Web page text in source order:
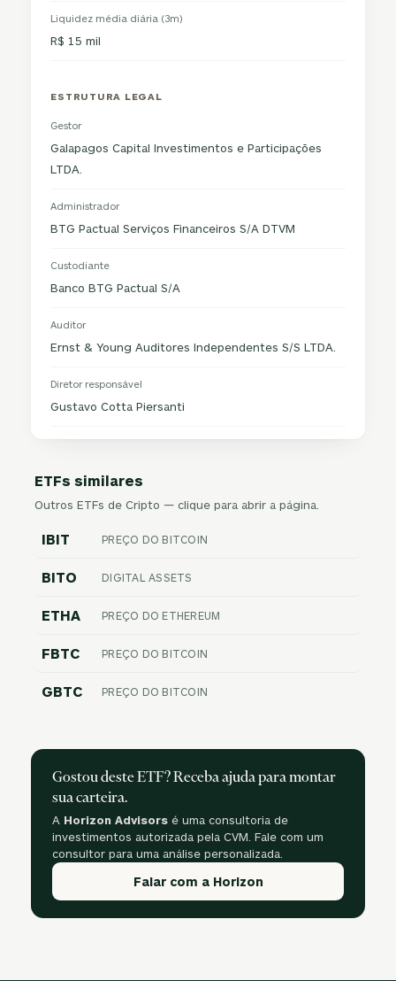
Liquidez média diária (3m)
R$ 15 mil
ESTRUTURA LEGAL
Gestor
Galapagos Capital Investimentos e Participações
LTDA.
Administrador
BTG Pactual Serviços Financeiros S/A DTVM
Custodiante
Banco BTG Pactual S/A
Auditor
Ernst & Young Auditores Independentes S/S LTDA.
Diretor responsável
Gustavo Cotta Piersanti
ETFs similares
Outros ETFs de Cripto — clique para abrir a página.
IBIT PREÇO DO BITCOIN
BITO DIGITAL ASSETS
ETHA PREÇO DO ETHEREUM
FBTC PREÇO DO BITCOIN
GBTC PREÇO DO BITCOIN
Gostou deste ETF? Receba ajuda para montar
sua carteira.
A Horizon Advisors é uma consultoria de
investimentos autorizada pela CVM. Fale com um
consultor para uma análise personalizada.
Falar com a Horizon